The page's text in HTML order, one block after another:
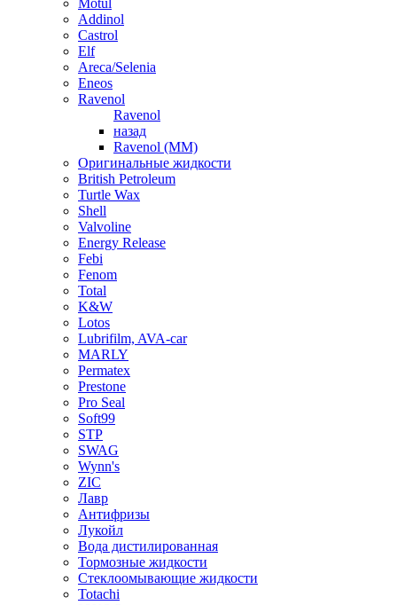
Motul
Addinol
Castrol
Elf
Areca/Selenia
Eneos
Ravenol
Ravenol
назад
Ravenol (ММ)
Оригинальные жидкости
British Petroleum
Turtle Wax
Shell
Valvoline
Energy Release
Febi
Fenom
Total
K&W
Lotos
Lubrifilm, AVA-car
MARLY
Permatex
Prestone
Pro Seal
Soft99
STP
SWAG
Wynn's
ZIC
Лавр
Антифризы
Лукойл
Вода дистилированная
Тормозные жидкости
Стеклоомывающие жидкости
Totachi